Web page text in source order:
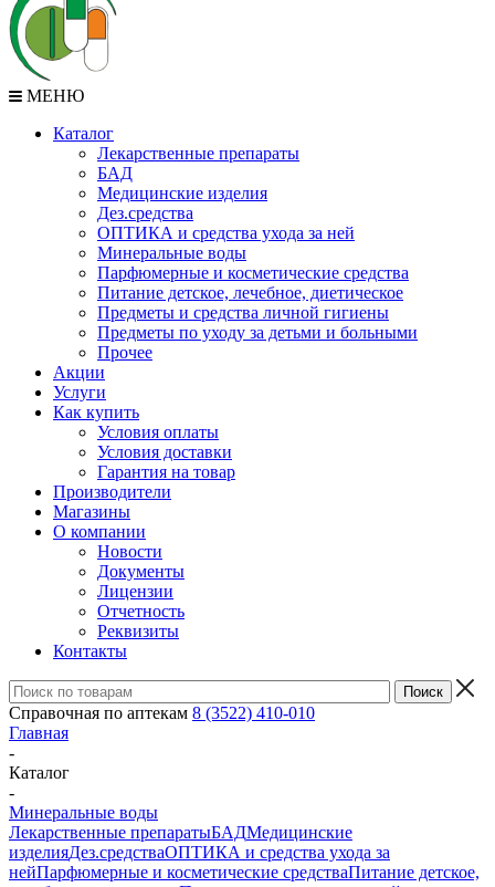
МЕНЮ
Каталог
Лекарственные препараты
БАД
Медицинские изделия
Дез.средства
ОПТИКА и средства ухода за ней
Минеральные воды
Парфюмерные и косметические средства
Питание детское, лечебное, диетическое
Предметы и средства личной гигиены
Предметы по уходу за детьми и больными
Прочее
Акции
Услуги
Как купить
Условия оплаты
Условия доставки
Гарантия на товар
Производители
Магазины
О компании
Новости
Документы
Лицензии
Отчетность
Реквизиты
Контакты
Справочная по аптекам 8 (3522) 410-010
Главная
-
Каталог
-
Минеральные воды
Лекарственные препаратыБАДМедицинские
изделияДез.средстваОПТИКА и средства ухода за
нейПарфюмерные и косметические средстваПитание детское,